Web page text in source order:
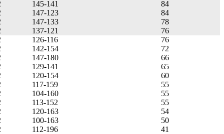
145-141
84
147-123
84
147-133
78
137-121
76
126-116
76
142-154
72
147-180
66
129-141
65
120-154
60
117-159
55
104-160
55
113-152
55
120-163
54
100-163
50
112-196 41